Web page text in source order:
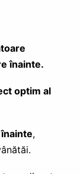
înainte.
optim al
,